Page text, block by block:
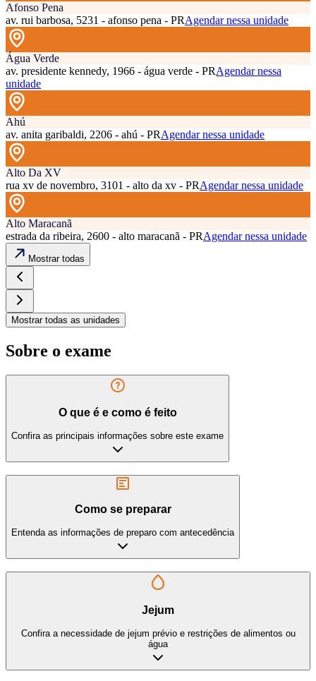
Afonso Pena
av. rui barbosa, 5231 - afonso pena - PRAgendar nessa unidade
Água Verde
av. presidente kennedy, 1966 - água verde - PRAgendar nessa
unidade
Ahú
av. anita garibaldi, 2206 - ahú - PRAgendar nessa unidade
Alto Da XV
rua xv de novembro, 3101 - alto da xv - PRAgendar nessa unidade
Alto Maracanã
estrada da ribeira, 2600 - alto maracanã - PRAgendar nessa unidade
Mostrar todas
Mostrar todas as unidades
Sobre o exame
O que é e como é feito
Confira as principais informações sobre este exame
Como se preparar
Entenda as informações de preparo com antecedência
Jejum
Confira a necessidade de jejum prévio e restrições de alimentos ou
água